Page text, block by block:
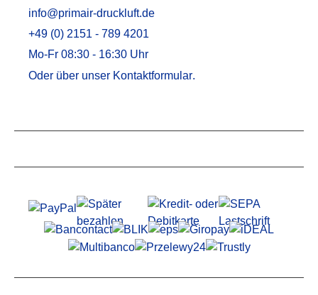
info@primair-druckluft.de
+49 (0) 2151 - 789 4201
Mo-Fr 08:30 - 16:30 Uhr
Oder über unser Kontaktformular.